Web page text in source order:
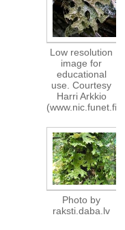
Low resolution
image for
educational
use. Courtesy
Harri Arkkio
(www.nic.funet.fi)
Photo by
raksti.daba.lv